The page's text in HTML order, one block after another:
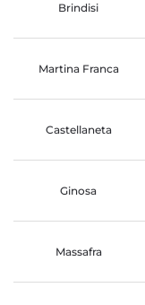
Brindisi
Martina Franca
Castellaneta
Ginosa
Massafra